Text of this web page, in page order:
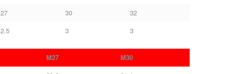
27 30
32
2.5 3 3
M27
M30